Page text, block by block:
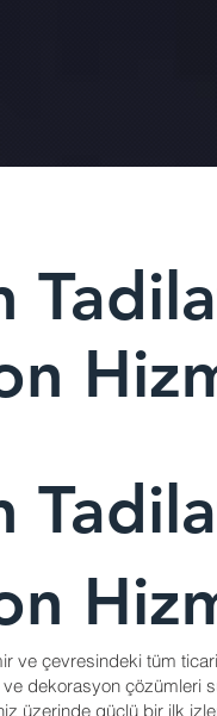
ve çevresindeki tüm
dekorasyon çözümleri
üzerinde güçlü bir ilk